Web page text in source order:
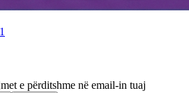
e përditshme në email-in tuaj